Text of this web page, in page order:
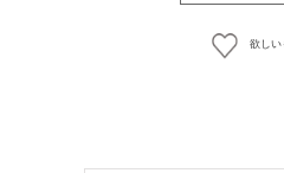
欲しい